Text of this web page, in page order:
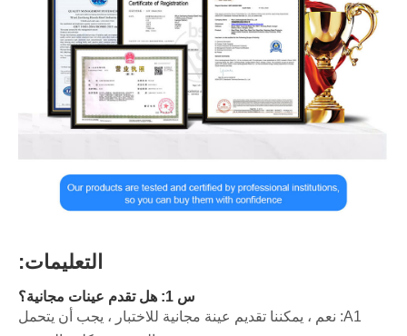
التعليمات:
س 1: هل تقدم عينات مجانية؟
A1: نعم ، يمكننا تقديم عينة مجانية للاختبار ، يجب أن يتحمل